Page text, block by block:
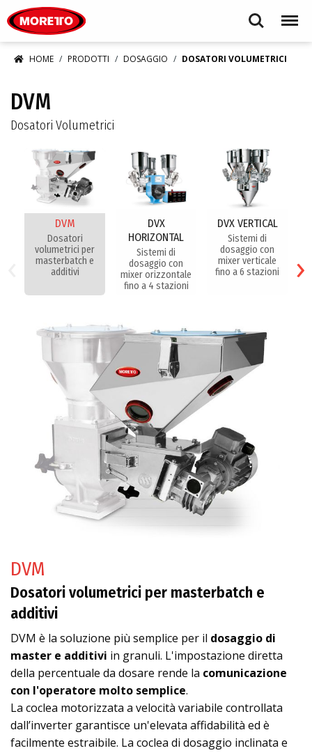
Search Menu
HOME PRODOTTI DOSAGGIO DOSATORI VOLUMETRICI
DVM
Dosatori Volumetrici
DVM
Dosatori
volumetrici per
masterbatch e
additivi
DVX
HORIZONTAL
Sistemi di
dosaggio con
mixer orizzontale
fino a 4 stazioni
DVX VERTICAL
Sistemi di
dosaggio con
mixer verticale
fino a 6 stazioni
›
DVM
Dosatori volumetrici per masterbatch e
additivi
DVM è la soluzione più semplice per il dosaggio di
master e additivi in granuli. L'impostazione diretta
della percentuale da dosare rende la comunicazione
con l'operatore molto semplice.
La coclea motorizzata a velocità variabile controllata
dall’inverter garantisce un'elevata affidabilità ed è
facilmente estraibile. La coclea di dosaggio inclinata e